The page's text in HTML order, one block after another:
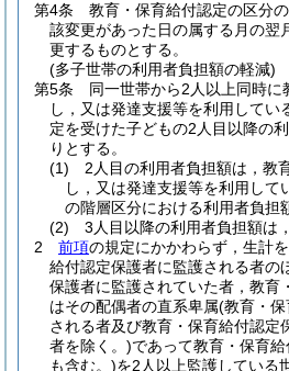
第4条
教育・保育給付認定の区分
該変更があった日の属する月の翌
更するものとする。
(多子世帯の利用者負担額の軽減)
第5条
同一世帯から2人以上同時
し，又は発達支援等を利用してい
定を受けた子どもの2人目以降の
りとする。
(1)
2人目の利用者負担額は，教
し，又は発達支援等を利用して
の階層区分における利用者負担
(2)
3人目以降の利用者負担額は
2
前項の規定にかかわらず，生計
給付認定保護者に監護される者の
保護者に監護されていた者，教育
はその配偶者の直系卑属(教育・
される者及び教育・保育給付認定
者を除く。)であって教育・保育
も含む。)を2人以上監護している